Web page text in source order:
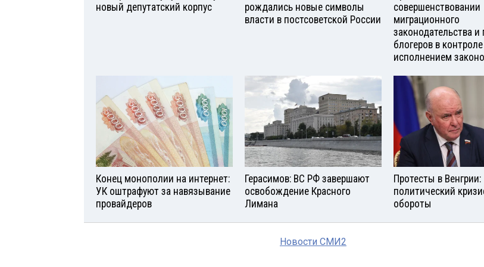
новый депутатский корпус
рождались новые символы
власти в постсоветской России
совершенствовании
миграционного
законодательства
блогеров в
исполнением
Конец монополии на интернет:
УК оштрафуют за навязывание
провайдеров
Герасимов: ВС РФ завершают
освобождение Красного
Лимана
Протесты в Венгрии:
политический
обороты
Новости СМИ2